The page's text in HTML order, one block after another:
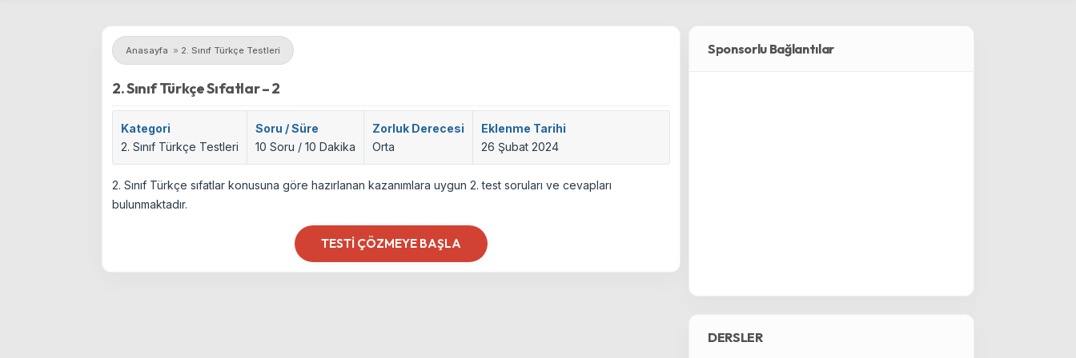
Anasayfa » 2. Sınıf Türkçe Testleri
2. Sınıf Türkçe Sıfatlar – 2
Kategori
2. Sınıf Türkçe Testleri
Soru / Süre
10 Soru / 10 Dakika
Zorluk Derecesi
Orta
Eklenme Tarihi
26 Şubat 2024
2. Sınıf Türkçe sıfatlar konusuna göre hazırlanan kazanımlara uygun 2. test soruları ve cevapları
bulunmaktadır.
TESTI ÇÖZMEYE BAŞLA
Sponsorlu Bağlantılar
DERSLER